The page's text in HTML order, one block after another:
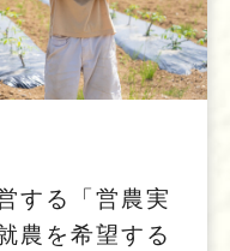
する「営農実
農を希望する